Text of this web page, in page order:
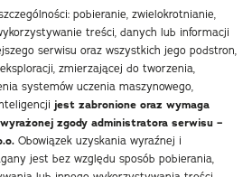
pobieranie, zwielokrotnianie,
treści, danych lub informacji
serwisu oraz wszystkich jego podstron,
zmierzającej do tworzenia,
systemów uczenia maszynowego,
jest zabronione oraz wymaga
zgody administratora serwisu –
Obowiązek uzyskania wyraźnej i
jest bez względu sposób pobierania,